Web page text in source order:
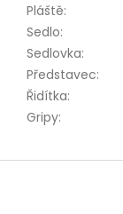
Pláště:
Sedlo:
Sedlovka:
Představec:
Řidítka:
Gripy:
Z